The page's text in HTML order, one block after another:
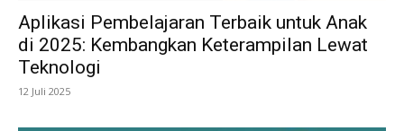
Aplikasi Pembelajaran Terbaik untuk Anak
di 2025: Kembangkan Keterampilan Lewat
Teknologi
12 Juli 2025